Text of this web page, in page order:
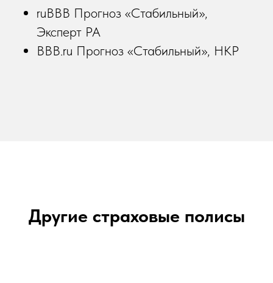
ruBBB Прогноз «Стабильный»,
Эксперт РА
BBB.ru Прогноз «Стабильный», НКР
Другие страховые полисы